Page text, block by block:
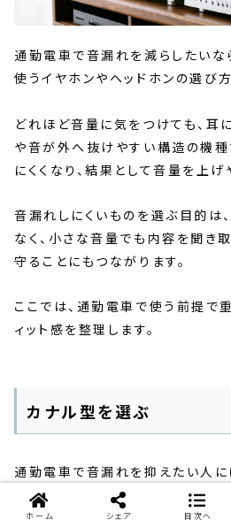
通勤電車で音漏れを減らしたいな
使うイヤホンやヘッドホンの選び
どれほど音量に気をつけても、耳
や音が外へ抜けやすい構造の機種
にくくなり、結果として音量を上げ
音漏れしにくいものを選ぶ目的は
なく、小さな音量でも内容を聞き
守ることにもつながります。
ここでは、通勤電車で使う前提で
ィット感を整理します。
カナル型を選ぶ
通勤電車で音漏れを抑えたい人に
し込むカナル型イヤホンが比較的
ホーム シェア 目次へ